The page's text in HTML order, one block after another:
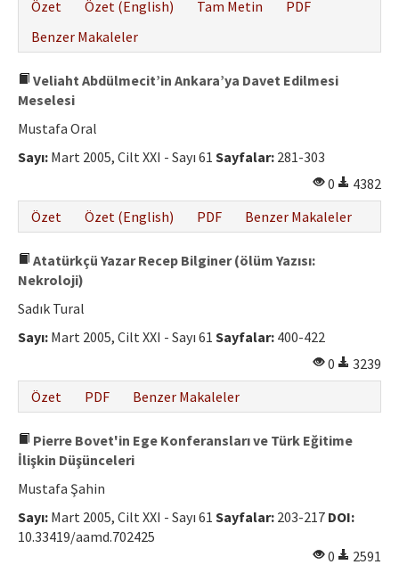
Özet
Özet (English) Tam Metin
PDF
Benzer Makaleler
Veliaht Abdülmecit’in Ankara’ya Davet Edilmesi
Meselesi
Mustafa Oral
Sayı: Mart 2005, Cilt XXI - Sayı 61 Sayfalar: 281-303
0
4382
Özet
Özet (English) PDF Benzer Makaleler
Atatürkçü Yazar Recep Bilginer (ölüm Yazısı:
Nekroloji)
Sadık Tural
Sayı: Mart 2005, Cilt XXI - Sayı 61 Sayfalar: 400-422
0
3239
Özet
PDF Benzer Makaleler
Pierre Bovet'in Ege Konferansları ve Türk Eğitime
İlişkin Düşünceleri
Mustafa Şahin
Sayı: Mart 2005, Cilt XXI - Sayı 61 Sayfalar: 203-217 DOI:
10.33419/aamd.702425
0
2591